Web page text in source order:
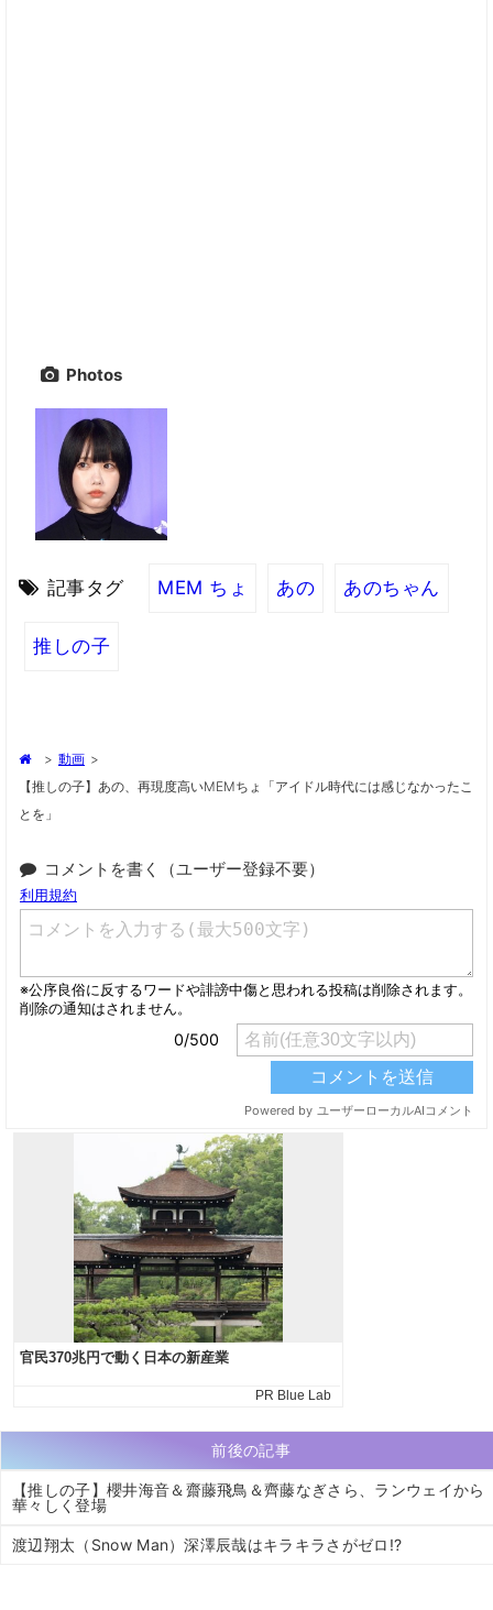
Photos
記事タグ MEM ちょ あの あのちゃん
推しの子
> 動画 >
【推しの子】あの、再現度高いMEMちょ「アイドル時代には感じなかったこ
とを」
コメントを書く（ユーザー登録不要）
前後の記事
【推しの子】櫻井海音＆齋藤飛鳥＆齊藤なぎさら、ランウェイから
華々しく登場
渡辺翔太（Snow Man）深澤辰哉はキラキラさがゼロ!?